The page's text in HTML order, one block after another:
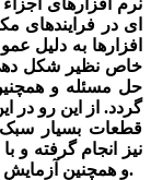
ای در فرایندهای
افزارها به دلیل
خاص نظیر شکل
حل مسئله و
گردد. از این رو در
قطعات بسیار سبک
نتایج نرم افزار Deform و همچنین آزمایش های عملی مقایسه شد.